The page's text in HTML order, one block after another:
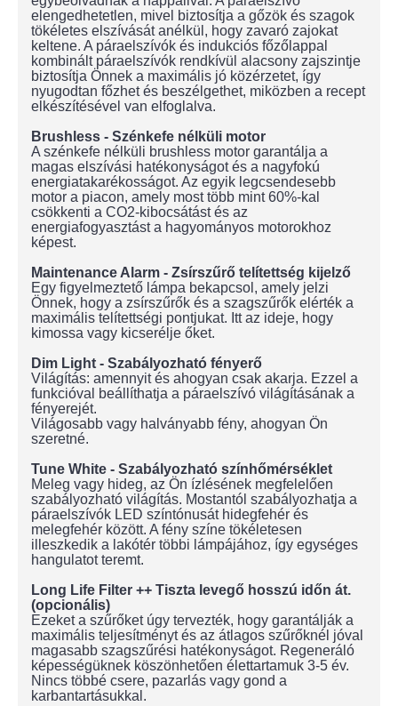
elengedhetetlen, mivel biztosítja a gőzök és szagok
tökéletes elszívását anélkül, hogy zavaró zajokat
keltene. A páraelszívók és indukciós főzőlappal
kombinált páraelszívók rendkívül alacsony zajszintje
biztosítja Önnek a maximális jó közérzetet, így
nyugodtan főzhet és beszélgethet, miközben a recept
elkészítésével van elfoglalva.
Brushless - Szénkefe nélküli motor
A szénkefe nélküli brushless motor garantálja a
magas elszívási hatékonyságot és a nagyfokú
energiatakarékosságot. Az egyik legcsendesebb
motor a piacon, amely most több mint 60%-kal
csökkenti a CO2-kibocsátást és az
energiafogyasztást a hagyományos motorokhoz
képest.
Maintenance Alarm - Zsírszűrő telítettség kijelző
Egy figyelmeztető lámpa bekapcsol, amely jelzi
Önnek, hogy a zsírszűrők és a szagszűrők elérték a
maximális telítettségi pontjukat. Itt az ideje, hogy
kimossa vagy kicserélje őket.
Dim Light - Szabályozható fényerő
Világítás: amennyit és ahogyan csak akarja. Ezzel a
funkcióval beállíthatja a páraelszívó világításának a
fényerejét.
Világosabb vagy halványabb fény, ahogyan Ön
szeretné.
Tune White - Szabályozható színhőmérséklet
Meleg vagy hideg, az Ön ízlésének megfelelően
szabályozható világítás. Mostantól szabályozhatja a
páraelszívók LED színtónusát hidegfehér és
melegfehér között. A fény színe tökéletesen
illeszkedik a lakótér többi lámpájához, így egységes
hangulatot teremt.
Long Life Filter ++ Tiszta levegő hosszú időn át.
(opcionális)
Ezeket a szűrőket úgy tervezték, hogy garantálják a
maximális teljesítményt és az átlagos szűrőknél jóval
magasabb szagszűrési hatékonyságot. Regeneráló
képességüknek köszönhetően élettartamuk 3-5 év.
Nincs többé csere, pazarlás vagy gond a
karbantartásukkal.